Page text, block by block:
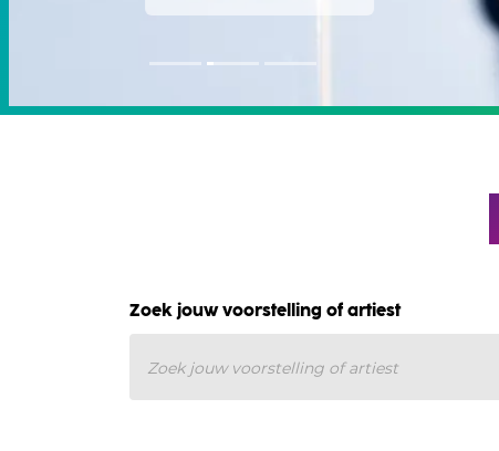
Zoek jouw voorstelling of artiest